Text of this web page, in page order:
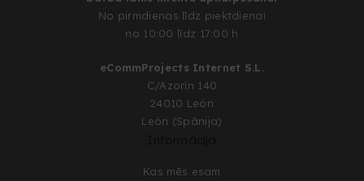
No pirmdienas līdz piektdienai
no 10:00 līdz 17:00 h
eCommProjects Internet S.L.
C/Azorín 140
24010 León
León (Spānija)
Kas mēs esam